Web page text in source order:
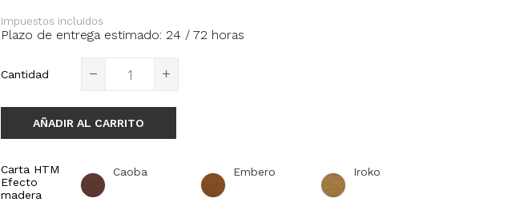
Impuestos incluidos
Plazo de entrega estimado: 24 / 72 horas
Cantidad
AÑADIR AL CARRITO
Carta HTM
Efecto
madera
Caoba Embero Iroko